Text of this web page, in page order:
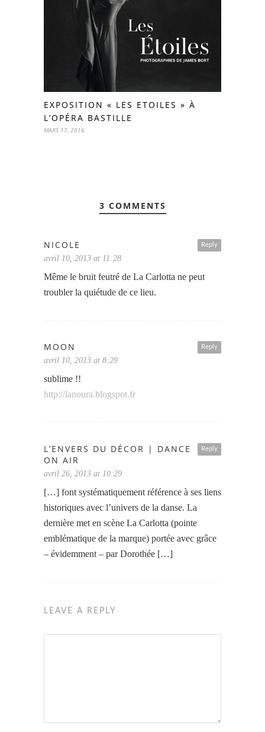
EXPOSITION « LES ETOILES » À
L’OPÉRA BASTILLE
MARS 17, 2016
3 COMMENTS
Reply
NICOLE
avril 10, 2013 at 11:28
Même le bruit feutré de La Carlotta ne peut
troubler la quiétude de ce lieu.
Reply
MOON
avril 10, 2013 at 8:29
sublime !!
http://lanoura.blogspot.fr
Reply
L’ENVERS DU DÉCOR | DANCE
ON AIR
avril 26, 2013 at 10:29
[…] font systématiquement référence à ses liens
historiques avec l’univers de la danse. La
dernière met en scène La Carlotta (pointe
emblématique de la marque) portée avec grâce
– évidemment – par Dorothée […]
LEAVE A REPLY